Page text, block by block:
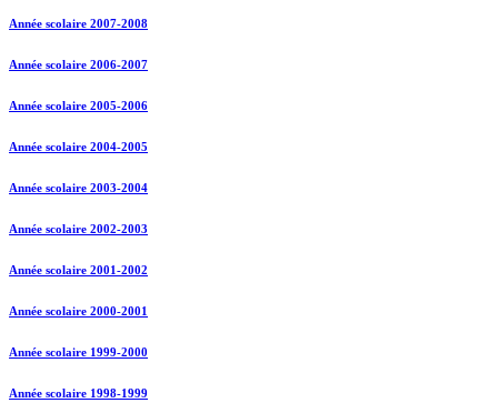
Année scolaire 2007-2008
Année scolaire 2006-2007
Année scolaire 2005-2006
Année scolaire 2004-2005
Année scolaire 2003-2004
Année scolaire 2002-2003
Année scolaire 2001-2002
Année scolaire 2000-2001
Année scolaire 1999-2000
Année scolaire 1998-1999